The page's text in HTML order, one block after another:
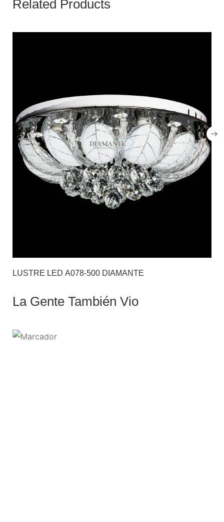
Related Products
LUSTRE LED A078-500 DIAMANTE
La Gente También Vio